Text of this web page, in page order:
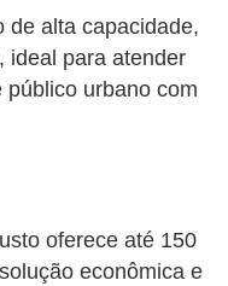
de alta capacidade,
ideal para atender
urbano com
oferece até 150
econômica e